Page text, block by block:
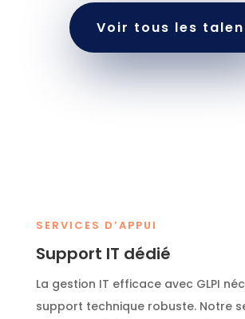
Voir tous les
SERVICES D’APPUI
Support IT dédié
La gestion IT efficace avec GLPI
support technique robuste. Notre